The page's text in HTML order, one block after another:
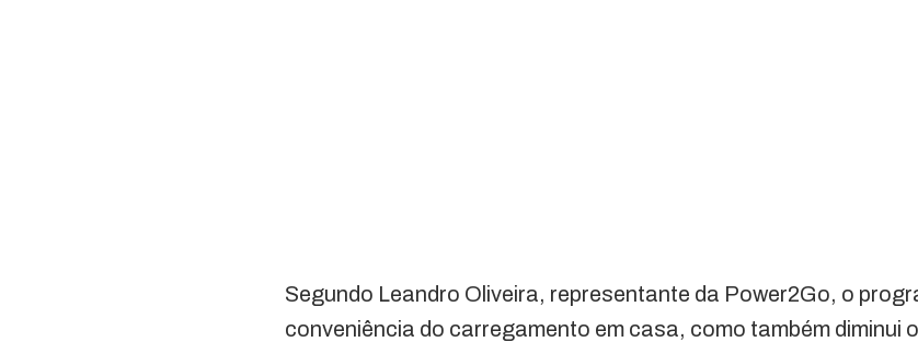
Segundo Leandro Oliveira, representante da Power2Go, o
conveniência do carregamento em casa, como também diminui